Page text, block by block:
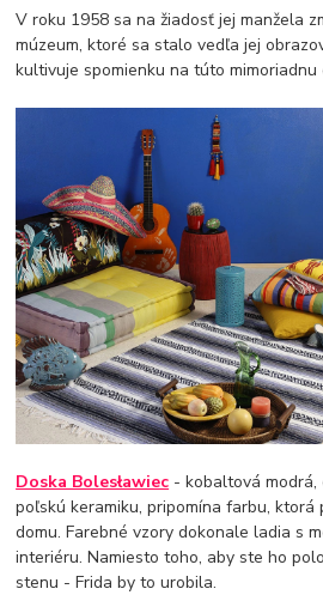
V roku 1958 sa na žiadosť jej manžela
múzeum, ktoré sa stalo vedľa jej
kultivuje spomienku na túto
Doska Bolesławiec - kobaltová
poľskú keramiku, pripomína farbu, ktorá
domu. Farebné vzory dokonale ladia s
interiéru. Namiesto toho, aby ste ho
stenu - Frida by to urobila.